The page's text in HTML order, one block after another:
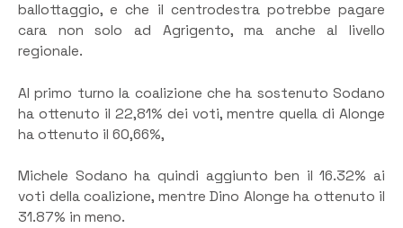
ballottaggio, e che il centrodestra potrebbe pagare
cara non solo ad Agrigento, ma anche al livello
regionale.
Al primo turno la coalizione che ha sostenuto Sodano
ha ottenuto il 22,81% dei voti, mentre quella di Alonge
ha ottenuto il 60,66%,
Michele Sodano ha quindi aggiunto ben il 16.32% ai
voti della coalizione, mentre Dino Alonge ha ottenuto il
31.87% in meno.